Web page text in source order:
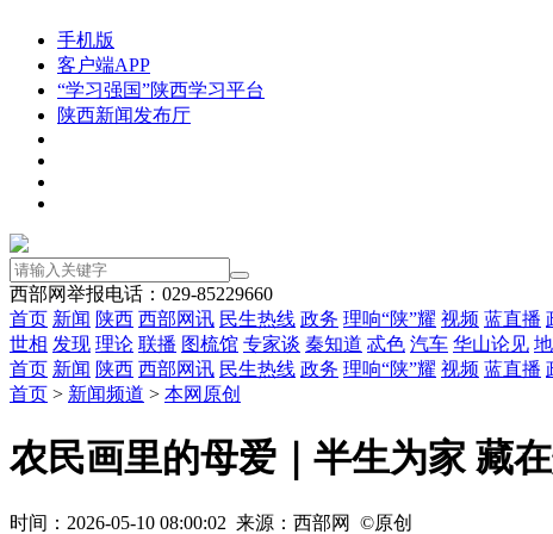
手机版
客户端APP
“学习强国”陕西学习平台
陕西新闻发布厅
西部网举报电话：029-85229660
首页 新闻 陕西 西部网讯 民生热线 政务 理响“陕”耀 视频 蓝直播
世相 发现 理论 联播 图梳馆 专家谈 秦知道 忒色 汽车 华山论见
首页 新闻 陕西 西部网讯 民生热线 政务 理响“陕”耀 视频 蓝直播
首页 > 新闻频道 > 本网原创
农民画里的母爱｜半生为家 藏
时间：2026-05-10 08:00:02 来源：西部网 ©原创